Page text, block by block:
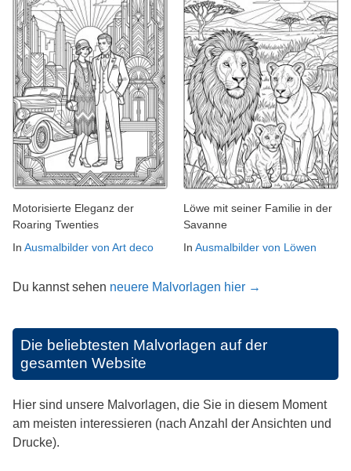
Motorisierte Eleganz der
Roaring Twenties
In Ausmalbilder von Art deco
Löwe mit seiner Familie in der
Savanne
In Ausmalbilder von Löwen
Du kannst sehen neuere Malvorlagen hier →
Die beliebtesten Malvorlagen auf der
gesamten Website
Hier sind unsere Malvorlagen, die Sie in diesem Moment
am meisten interessieren (nach Anzahl der Ansichten und
Drucke).